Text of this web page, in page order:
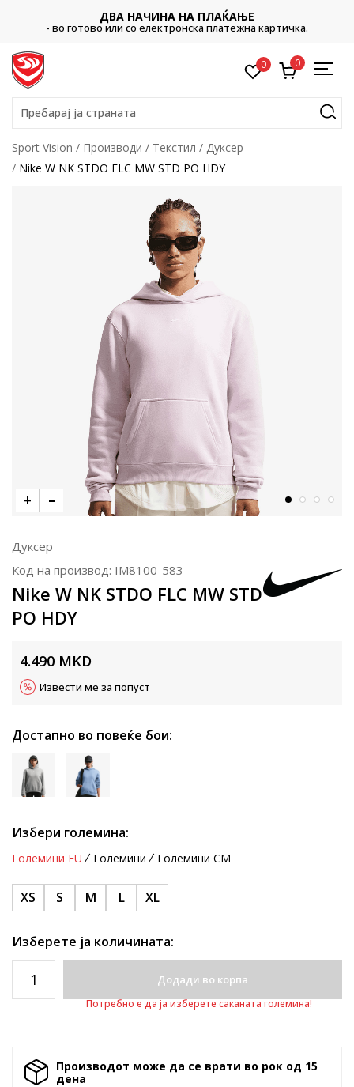
ДВА НАЧИНА НА ПЛАЌАЊЕ
- во готово или со електронска платежна картичка.
0 0
Пребарај ја страната
Sport Vision Производи Текстил
Дуксер
Nike W NK STDO FLC MW STD PO HDY
Дуксер
Код на производ: IM8100-583
Nike W NK STDO FLC MW STD
PO HDY
4.490 MKD
Извести ме за попуст
Достапно во повеќе бои:
Избери големина:
Големини EU Големини Големини CM
XS S M L XL
Изберете ја количината:
Додади во корпа
Потребно е да ја изберете саканата големина!
Производот може да се врати во рок од 15
денa